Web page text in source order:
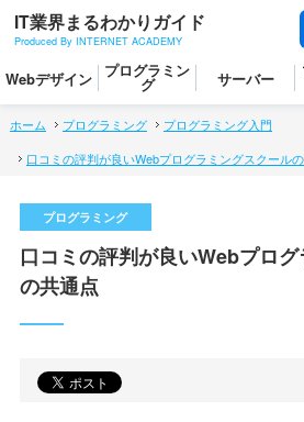
IT業界まるわかりガイド
Produced By INTERNET ACADEMY
Webデザイン プログラミン
グ サーバー
ホーム プログラミング
プログラミング入門
口コミの評判が良いWebプログラミングスクール
口コミの評判が良いWebプロ
の共通点